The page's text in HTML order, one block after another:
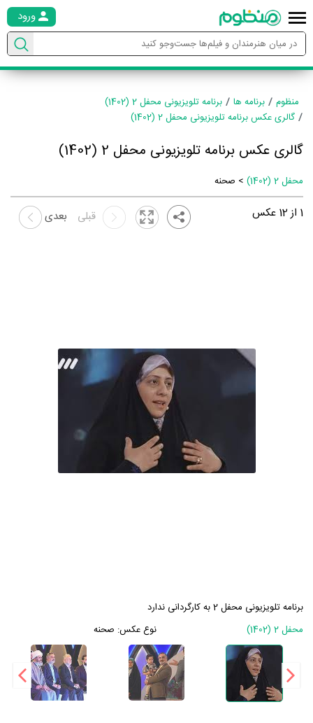
ورود
منظوم برنامه ها
برنامه تلویزیونی محفل 2 (1402)
گالری عکس برنامه تلویزیونی محفل 2 (1402)
گالری عکس برنامه تلویزیونی محفل 2 (1402)
محفل 2 (1402) > صحنه
1 از12 عکس بعدی قبلی
برنامه تلویزیونی محفل 2 به کارگردانی ندارد
محفل 2 (1402)
نوع عکس: صحنه